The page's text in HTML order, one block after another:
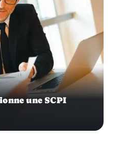
une SCPI